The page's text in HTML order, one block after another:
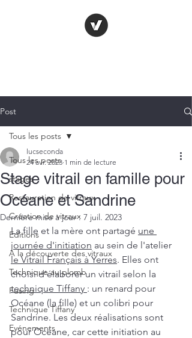
Post
Tous les posts
stages
Restauration de vitraux
Création de vitraux
Editions
A la découverte des vitraux
Technique au plomb
Fusing
Technique Tiffany
Evénements
Tous les posts
Stage vitrail en famille pour
Océane et Sandrine
lucseconda
24 avr. 2023 1 min de lecture
Dernière mise à jour : 7 juil. 2023
La fille et la mère ont partagé une
journée d'initiation au sein de l'atelier
le Vitrail Français à Yerres. Elles ont
choisi d'élaborer un vitrail selon la
technique Tiffany : un renard pour
Océane (la fille) et un colibri pour
Sandrine. Les deux réalisations sont
pour Océane, car cette initiation au